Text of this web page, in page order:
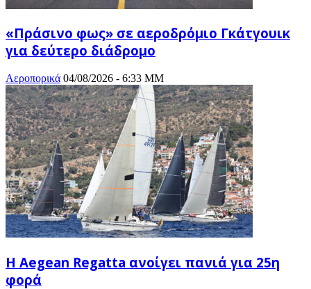
«Πράσινο φως» σε αεροδρόμιο Γκάτγουικ
για δεύτερο διάδρομο
Αεροπορικά 04/08/2026 - 6:33 ΜΜ
Η Aegean Regatta ανοίγει πανιά για 25η
φορά